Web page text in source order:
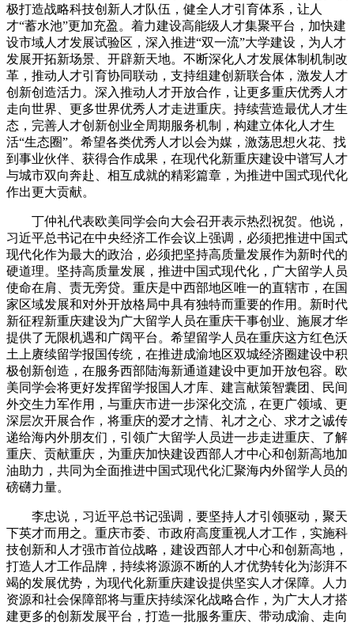
极打造战略科技创新人才队伍，健全人才引育体系，让人
才“蓄水池”更加充盈。着力建设高能级人才集聚平台，加快建
设市域人才发展试验区，深入推进“双一流”大学建设，为人才
发展开拓新场景、开辟新天地。不断深化人才发展体制机制改
革，推动人才引育协同联动，支持组建创新联合体，激发人才
创新创造活力。深入推动人才开放合作，让更多重庆优秀人才
走向世界、更多世界优秀人才走进重庆。持续营造最优人才生
态，完善人才创新创业全周期服务机制，构建立体化人才生
活“生态圈”。希望各类优秀人才以会为媒，激荡思想火花、找
到事业伙伴、获得合作成果，在现代化新重庆建设中谱写人才
与城市双向奔赴、相互成就的精彩篇章，为推进中国式现代化
作出更大贡献。
丁仲礼代表欧美同学会向大会召开表示热烈祝贺。他说，
习近平总书记在中央经济工作会议上强调，必须把推进中国式
现代化作为最大的政治，必须把坚持高质量发展作为新时代的
硬道理。坚持高质量发展，推进中国式现代化，广大留学人员
使命在肩、责无旁贷。重庆是中西部地区唯一的直辖市，在国
家区域发展和对外开放格局中具有独特而重要的作用。新时代
新征程新重庆建设为广大留学人员在重庆干事创业、施展才华
提供了无限机遇和广阔平台。希望留学人员在重庆这方红色沃
土上赓续留学报国传统，在推进成渝地区双城经济圈建设中积
极创新创造，在服务西部陆海新通道建设中更加开放包容。欧
美同学会将更好发挥留学报国人才库、建言献策智囊团、民间
外交生力军作用，与重庆市进一步深化交流，在更广领域、更
深层次开展合作，将重庆的爱才之情、礼才之心、求才之诚传
递给海内外朋友们，引领广大留学人员进一步走进重庆、了解
重庆、贡献重庆，为重庆加快建设西部人才中心和创新高地加
油助力，共同为全面推进中国式现代化汇聚海内外留学人员的
磅礴力量。
李忠说，习近平总书记强调，要坚持人才引领驱动，聚天
下英才而用之。重庆市委、市政府高度重视人才工作，实施科
技创新和人才强市首位战略，建设西部人才中心和创新高地，
打造人才工作品牌，持续将源源不断的人才优势转化为澎湃不
竭的发展优势，为现代化新重庆建设提供坚实人才保障。人力
资源和社会保障部将与重庆持续深化战略合作，为广大人才搭
建更多的创新发展平台，打造一批服务重庆、带动成渝、走向